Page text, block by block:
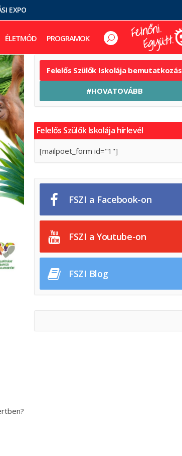
EXPO
ÉLETMÓD PROGRAMOK
Felelős Szülők Iskolája bemutatkozás
#HOVATOVÁBB
Felelős Szülők Iskolája hírlevél
[mailpoet_form id="1"]
FSZI a Facebook-on
FSZI a Youtube-on
FSZI Blog